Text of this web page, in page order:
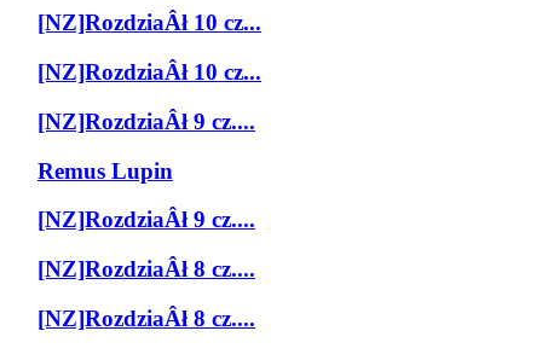
[NZ]RozdziaÂł 10 cz...
[NZ]RozdziaÂł 10 cz...
[NZ]RozdziaÂł 9 cz....
Remus Lupin
[NZ]RozdziaÂł 9 cz....
[NZ]RozdziaÂł 8 cz....
[NZ]RozdziaÂł 8 cz....